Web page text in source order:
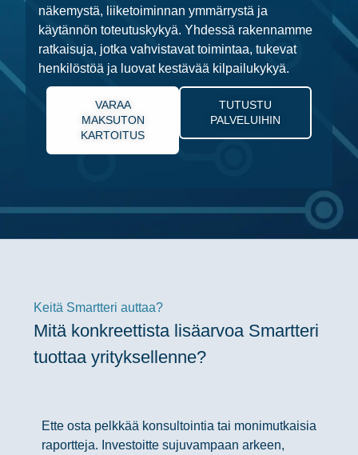
näkemystä, liiketoiminnan ymmärrystä ja
käytännön toteutuskykyä. Yhdessä rakennamme
ratkaisuja, jotka vahvistavat toimintaa, tukevat
henkilöstöä ja luovat kestävää kilpailukykyä.
VARAA
MAKSUTON
KARTOITUS
TUTUSTU
PALVELUIHIN
Keitä Smartteri auttaa?
Mitä konkreettista lisäarvoa Smartteri
tuottaa yrityksellenne?
Ette osta pelkkää konsultointia tai monimutkaisia
raportteja. Investoitte sujuvampaan arkeen,